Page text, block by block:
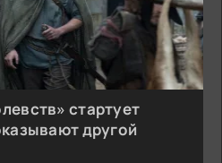
стартует
другой